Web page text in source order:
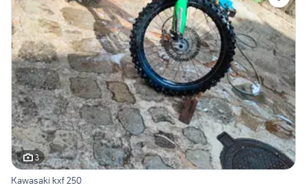
3
Kawasaki kxf 250